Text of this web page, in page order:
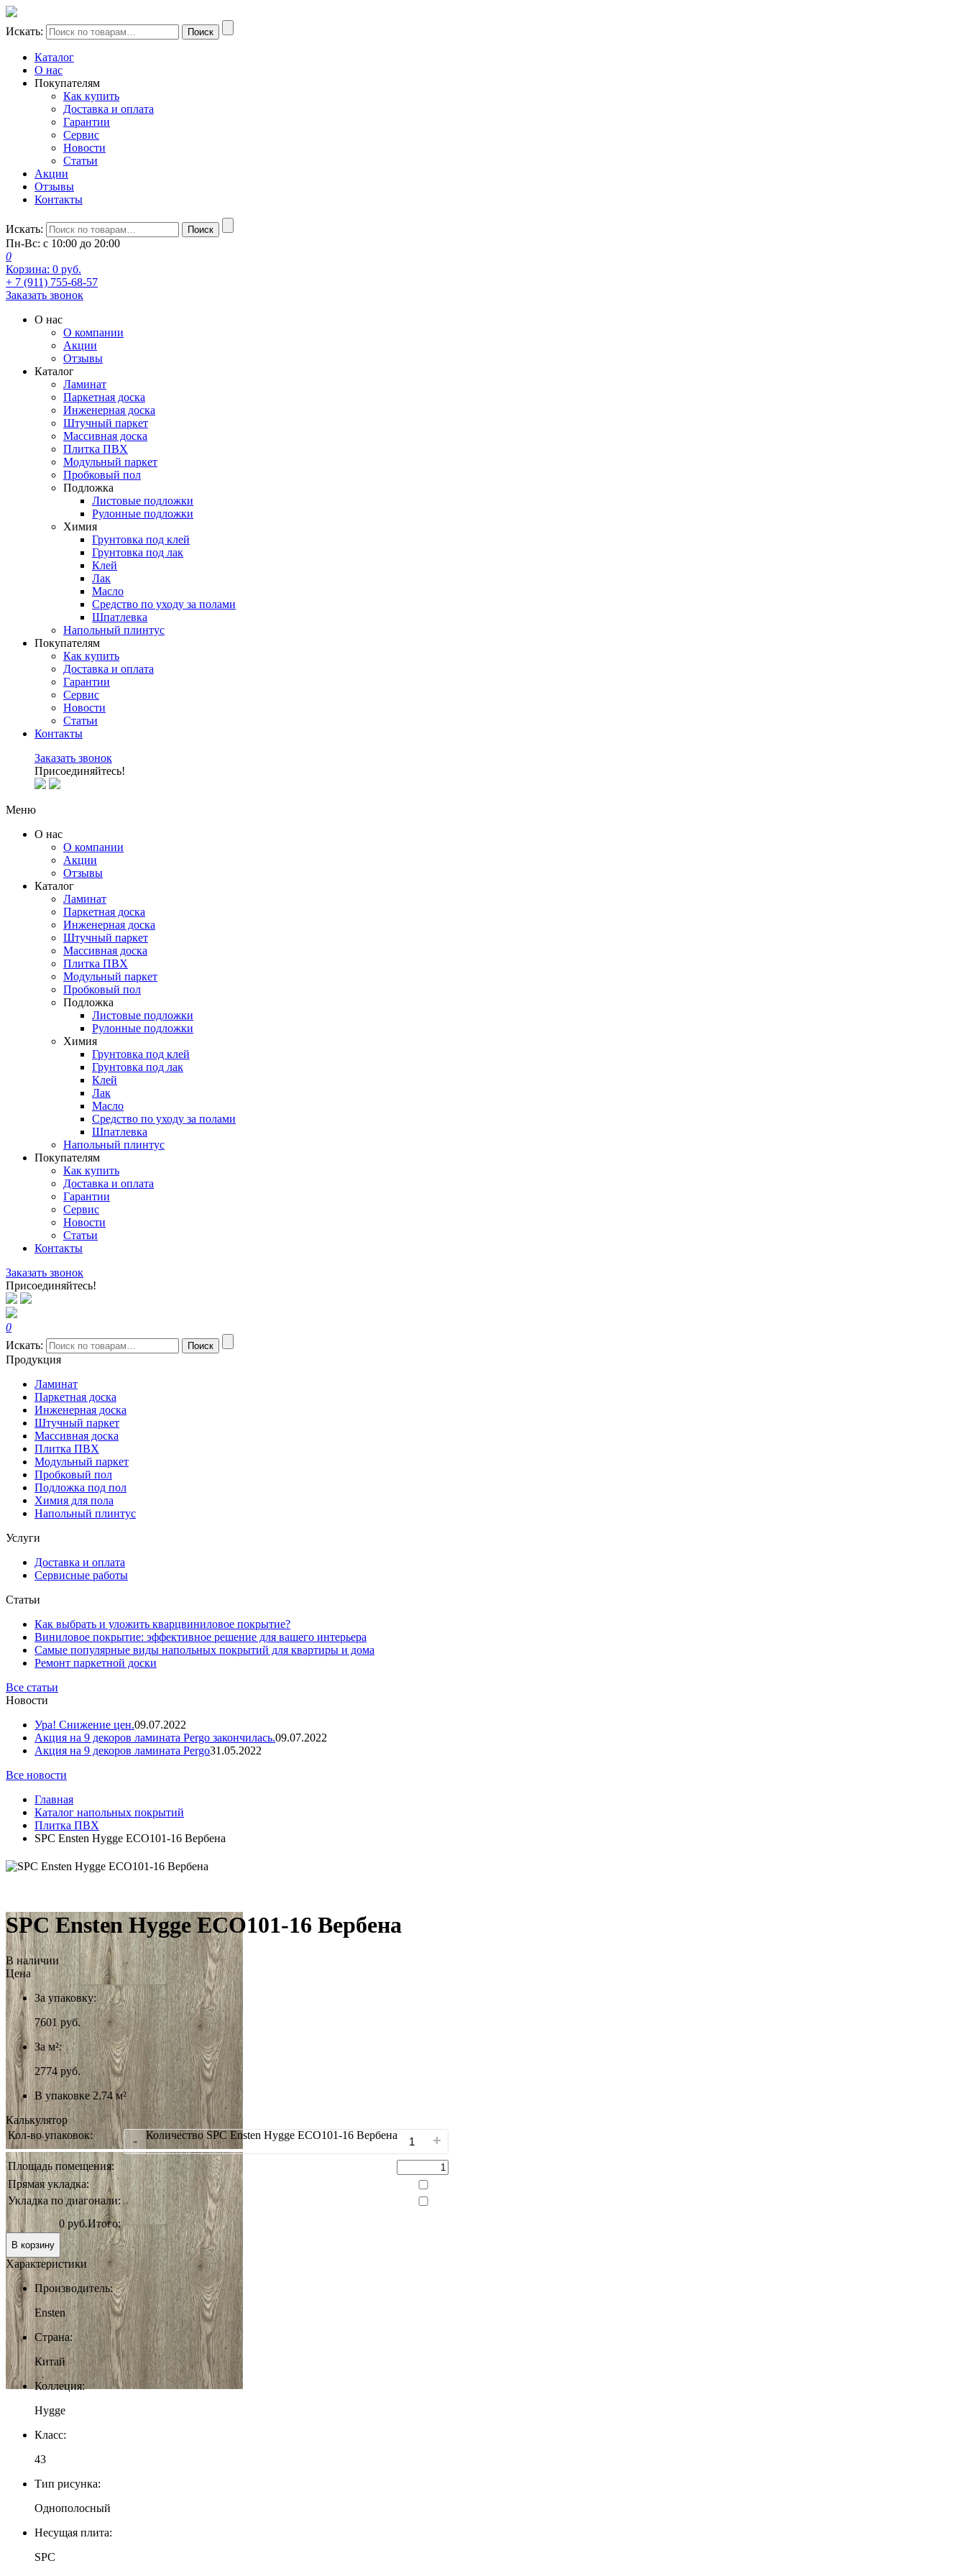
Искать: Поиск
Каталог
О нас
Покупателям
Как купить
Доставка и оплата
Гарантии
Сервис
Новости
Статьи
Акции
Отзывы
Контакты
Искать: Поиск
Пн-Вс: с 10:00 до 20:00
0
Корзина: 0 руб.
+ 7 (911) 755-68-57
Заказать звонок
О нас
О компании
Акции
Отзывы
Каталог
Ламинат
Паркетная доска
Инженерная доска
Штучный паркет
Массивная доска
Плитка ПВХ
Модульный паркет
Пробковый пол
Подложка
Листовые подложки
Рулонные подложки
Химия
Грунтовка под клей
Грунтовка под лак
Клей
Лак
Масло
Средство по уходу за полами
Шпатлевка
Напольный плинтус
Покупателям
Как купить
Доставка и оплата
Гарантии
Сервис
Новости
Статьи
Контакты
Заказать звонок
Присоединяйтесь!
Меню
О нас
О компании
Акции
Отзывы
Каталог
Ламинат
Паркетная доска
Инженерная доска
Штучный паркет
Массивная доска
Плитка ПВХ
Модульный паркет
Пробковый пол
Подложка
Листовые подложки
Рулонные подложки
Химия
Грунтовка под клей
Грунтовка под лак
Клей
Лак
Масло
Средство по уходу за полами
Шпатлевка
Напольный плинтус
Покупателям
Как купить
Доставка и оплата
Гарантии
Сервис
Новости
Статьи
Контакты
Заказать звонок
Присоединяйтесь!
0
Искать:
Поиск
Продукция
Ламинат
Паркетная доска
Инженерная доска
Штучный паркет
Массивная доска
Плитка ПВХ
Модульный паркет
Пробковый пол
Подложка под пол
Химия для пола
Напольный плинтус
Услуги
Доставка и оплата
Сервисные работы
Статьи
Как выбрать и уложить кварцвиниловое покрытие?
Виниловое покрытие: эффективное решение для вашего интерьера
Самые популярные виды напольных покрытий для квартиры и дома
Ремонт паркетной доски
Все статьи
Новости
Ура! Снижение цен.09.07.2022
Акция на 9 декоров ламината Pergo закончилась.09.07.2022
Акция на 9 декоров ламината Pergo31.05.2022
Все новости
Главная
Каталог напольных покрытий
Плитка ПВХ
SPC Ensten Hygge ECO101-16 Вербена
SPC Ensten Hygge ECO101-16 Вербена
В наличии
Цена
За упаковку:
7601руб.
За м²:
2774 руб.
В упаковке 2.74 м²
Калькулятор
Кол-во упаковок:
- Количество SPC Ensten Hygge ECO101-16 Вербена +
Площадь помещения:
Прямая укладка:
Укладка по диагонали:
Итого:
0 руб.
В корзину
Характеристики
Производитель:
Ensten
Страна:
Китай
Коллеция:
Hygge
Класс:
43
Тип рисунка:
Однополосный
Несущая плита:
SPC